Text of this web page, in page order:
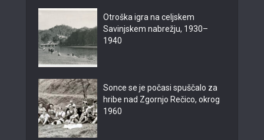
Otroška igra na celjskem
Savinjskem nabrežju, 1930–
1940
Sonce se je počasi spuščalo za
hribe nad Zgornjo Rečico, okrog
1960